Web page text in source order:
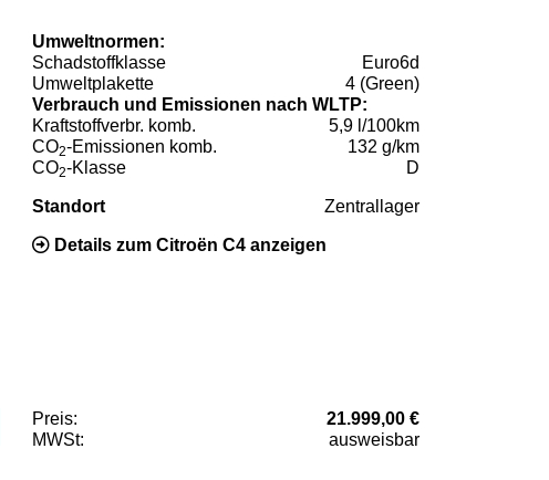
Umweltnormen:
Schadstoffklasse
Euro6d
Umweltplakette
4 (Green)
Verbrauch und Emissionen nach WLTP:
Kraftstoffverbr. komb.
5,9 l/100km
CO2-Emissionen komb.
132 g/km
CO2-Klasse D
Standort Zentrallager
Details zum Citroën C4 anzeigen
Preis:
21.999,00 €
MWSt:
ausweisbar